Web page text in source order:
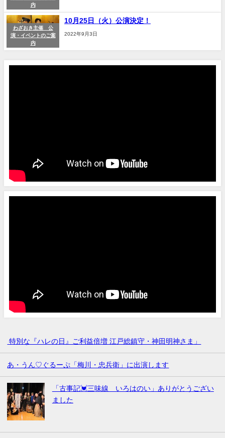
内
わざおき主催 公
演・イベントのご案
内
10月25日（火）公演決定！
2022年9月3日
特別な『ハレの日』ご利益倍増 江戸総鎮守・神田明神さま」
あ・うん♡ぐるーぷ「梅川・忠兵衛」に出演します
「古事記💓三味線 いろはのい」ありがとうござい
ました